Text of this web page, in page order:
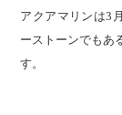
アクアマリンは3
ーストーンでもあ
す。